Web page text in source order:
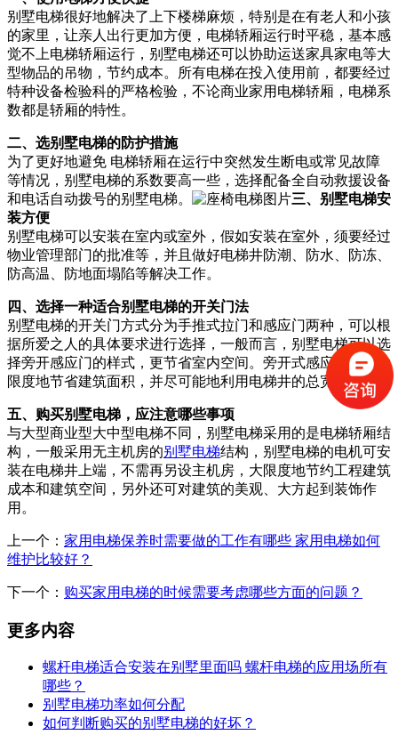
别墅电梯很好地解决了上下楼梯麻烦，特别是在有老人和小孩
的家里，让亲人出行更加方便，电梯轿厢运行时平稳，基本感
觉不上电梯轿厢运行，别墅电梯还可以协助运送家具家电等大
型物品的吊物，节约成本。所有电梯在投入使用前，都要经过
特种设备检验科的严格检验，不论商业家用电梯轿厢，电梯系
数都是轿厢的特性。
二、选别墅电梯的防护措施
为了更好地避免 电梯轿厢在运行中突然发生断电或常见故障
等情况，别墅电梯的系数要高一些，选择配备全自动救援设备
和电话自动拨号的别墅电梯。
三、别墅电梯安
装方便
别墅电梯可以安装在室内或室外，假如安装在室外，须要经过
物业管理部门的批准等，并且做好电梯井防潮、防水、防冻、
防高温、防地面塌陷等解决工作。
四、选择一种适合别墅电梯的开关门法
别墅电梯的开关门方式分为手推式拉门和感应门两种，可以根
据所爱之人的具体要求进行选择，一般而言，别墅电梯可以选
择旁开感应门的样式，更节省室内空间。旁开式感应门可以大
限度地节省建筑面积，并尽可能地利用电梯井的总宽度。
五、购买别墅电梯，应注意哪些事项
与大型商业型大中型电梯不同，别墅电梯采用的是电梯轿厢结
构，一般采用无主机房的别墅电梯结构，别墅电梯的电机可安
装在电梯井上端，不需再另设主机房，大限度地节约工程建筑
成本和建筑空间，另外还可对建筑的美观、大方起到装饰作
用。
上一个： 家用电梯保养时需要做的工作有哪些 家用电梯如何
维护比较好？
下一个： 购买家用电梯的时候需要考虑哪些方面的问题？
更多内容
螺杆电梯适合安装在别墅里面吗 螺杆电梯的应用场所有
哪些？
别墅电梯功率如何分配
如何判断购买的别墅电梯的好坏？